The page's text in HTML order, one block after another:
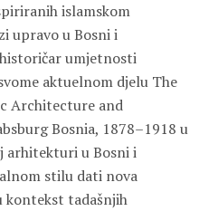
islamskom
upravo u Bosni i
umjetnosti
aktuelnom djelu The
Architecture and
Bosnia, 1878–1918 u
arhitekturi u Bosni i
stilu dati nova
kontekst tadašnjih